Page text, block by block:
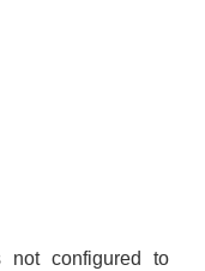
not configured to